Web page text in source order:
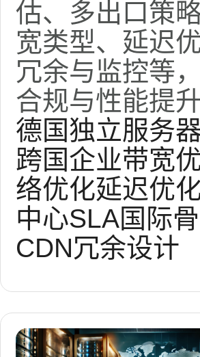
估、多出口策
宽类型、延迟优
冗余与监控等
合规与性能提升
德国独立服务
跨国企业带宽
络优化延迟优
中心SLA国际
CDN冗余设计